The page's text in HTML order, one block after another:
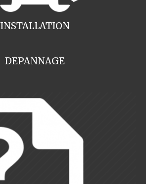
INSTALLATION
DEPANNAGE